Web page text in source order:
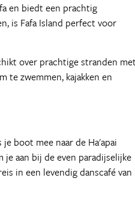
en biedt een prachtig
is Fafa Island perfect voor
over prachtige stranden met
te zwemmen, kajakken en
boot mee naar de Ha'apai
je aan bij de even paradijselijke
in een levendig danscafé van